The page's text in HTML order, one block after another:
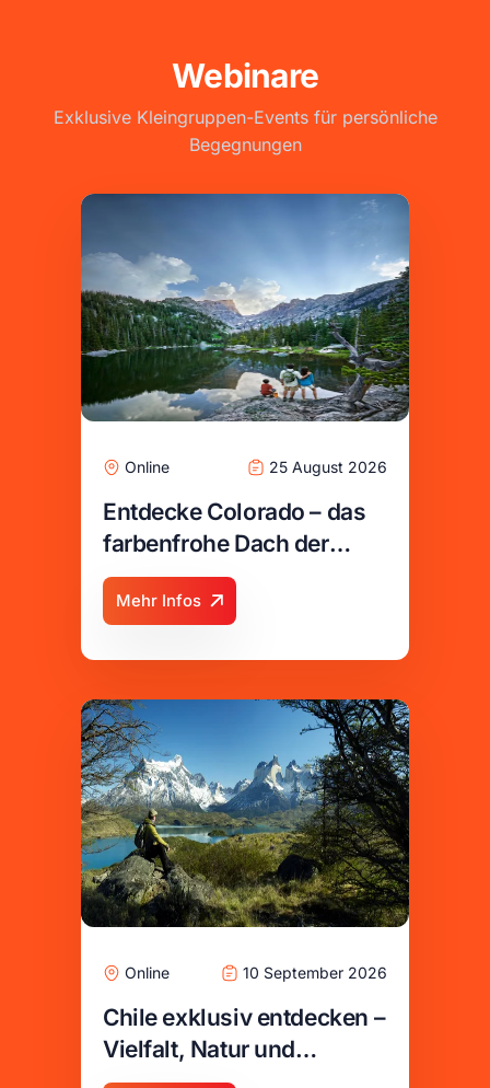
Webinare
Exklusive Kleingruppen-Events für persönliche
Begegnungen
Online 25 August 2026
Entdecke Colorado – das
farbenfrohe Dach der
USA!
Mehr Infos
Online 10 September 2026
Chile exklusiv entdecken –
Vielfalt, Natur und
außergewöhnliche